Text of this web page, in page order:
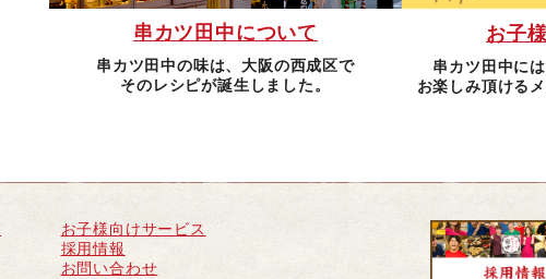
串カツ田中について
串カツ田中の味は、大阪の西成区で
そのレシピが誕生しました。
お子
串カツ田中に
お楽しみ頂ける
お子様向けサービス
採用情報
お問い合わせ